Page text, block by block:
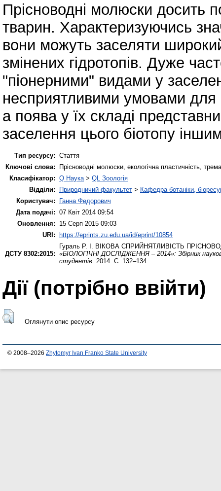
Прісноводні молюски досить
тварин. Характеризуючись
вони можуть заселяти
змінених гідротопів. Дуже
"піонерними" видами у
несприятливими умовами для
а поява у їх складі
заселення цього біотопу
Тип ресурсу: Стаття
Ключові слова:
Прісноводні молюски, екологічна пластичність,
Класифікатор: Q Наука > QL Зоологія
Відділи:
Природничий факультет > Кафедра ботаніки,
Користувач:
Ганна Федорович
Дата подачі: 07 Квіт 2014 09:54
Оновлення:
15 Серп 2015 09:03
URI: https://eprints.zu.edu.ua/id/eprint/10854
ДСТУ 8302:2015:
Гураль Р. І.
ВІКОВА СПРИЙНЯТЛИВІСТЬ
«БІОЛОГІЧНІ ДОСЛІДЖЕННЯ – 2014»: Збірник
студентів . 2014. С. 132–134.
Дії ​​(потрібно ввійти)
Оглянути опис ресурсу
© 2008–2026 Zhytomyr Ivan Franko State University